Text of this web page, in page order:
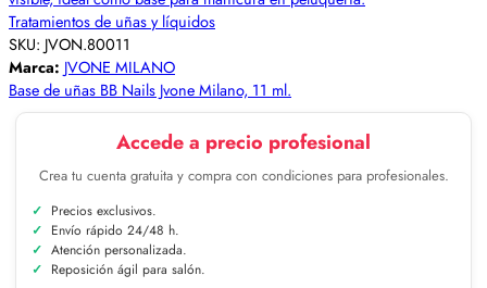
Tratamientos de uñas y líquidos
SKU: JVON.80011
Marca: JVONE MILANO
Base de uñas BB Nails Jvone Milano, 11 ml.
Accede a precio profesional
Crea tu cuenta gratuita y compra con condiciones para profesionales.
Precios exclusivos.
Envío rápido 24/48 h.
Atención personalizada.
Reposición ágil para salón.